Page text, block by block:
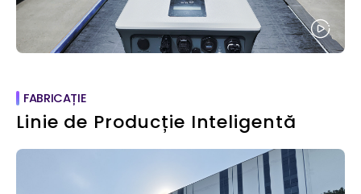
FABRICAȚIE
Linie de Producție Inteligentă